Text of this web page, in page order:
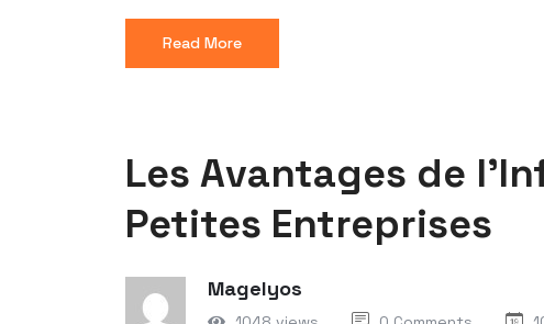
Read More
Les Avantages de
Petites Entreprises
Magelyos